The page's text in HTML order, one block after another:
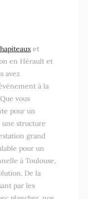
et
en Hérault et
avez
à la
vous
pour un
une structure
grand
pour un
à Toulouse,
De la
par les